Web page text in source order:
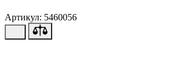
Артикул: 5460056